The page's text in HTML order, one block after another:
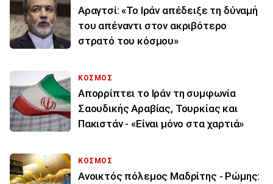
Αραγτσί: «Το Ιράν απέδειξε τη δύναμή
του απέναντι στον ακριβότερο
στρατό του κόσμου»
ΚΟΣΜΟΣ
Απορρίπτει το Ιράν τη συμφωνία
Σαουδικής Αραβίας, Τουρκίας και
Πακιστάν - «Είναι μόνο στα χαρτιά»
ΚΟΣΜΟΣ
Ανοικτός πόλεμος Μαδρίτης - Ρώμης: